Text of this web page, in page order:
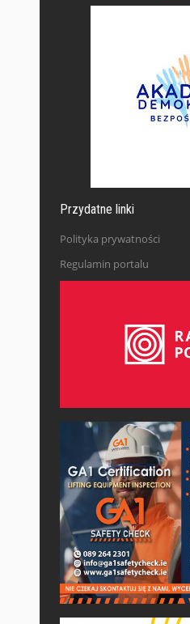
Przydatne linki
Polityka prywatności
Regulamin portalu